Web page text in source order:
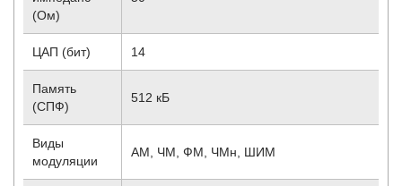
(Ом)
ЦАП (бит) 14
Память
(СПФ)
512 кБ
Виды
модуляции
АМ, ЧМ, ФМ, ЧМн, ШИМ